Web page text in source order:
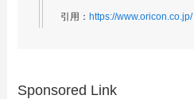
引用： https://www.oricon.co.jp/
Sponsored Link